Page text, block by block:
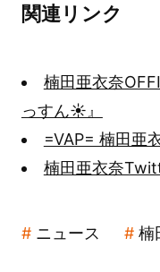
関連リンク
楠田亜衣奈
っすん☀』
=VAP= 楠田亜
楠田亜衣奈
ニュース 楠